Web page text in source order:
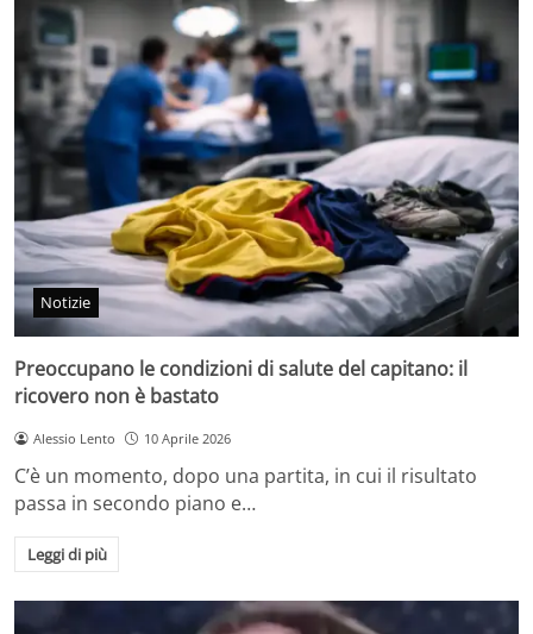
Notizie
Preoccupano le condizioni di salute del capitano: il
ricovero non è bastato
Alessio Lento 10 Aprile 2026
C’è un momento, dopo una partita, in cui il risultato
passa in secondo piano e…
Leggi di più